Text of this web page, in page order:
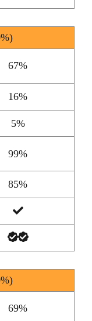
67%
16%
5%
99%
85%
69%